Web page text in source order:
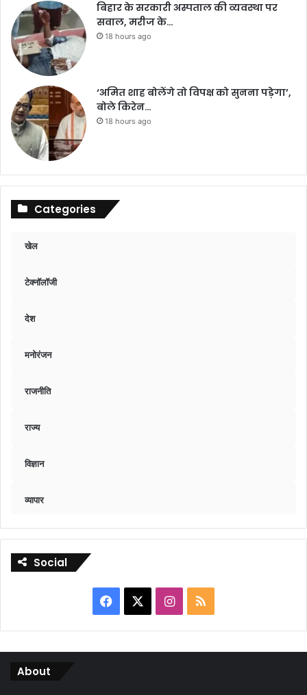
बिहार के सरकारी अस्पताल की व्यवस्था पर
सवाल, मरीज के…
18 hours ago
‘अमित शाह बोलेंगे तो विपक्ष को सुनना पड़ेगा’,
बोले किरेन…
18 hours ago
Categories
खेल
टेक्नॉलॉजी
देश
मनोरंजन
राजनीति
राज्य
विज्ञान
व्यापार
Social
Facebook Instagram
RSS
About